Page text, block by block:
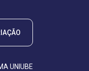
UNIUBE